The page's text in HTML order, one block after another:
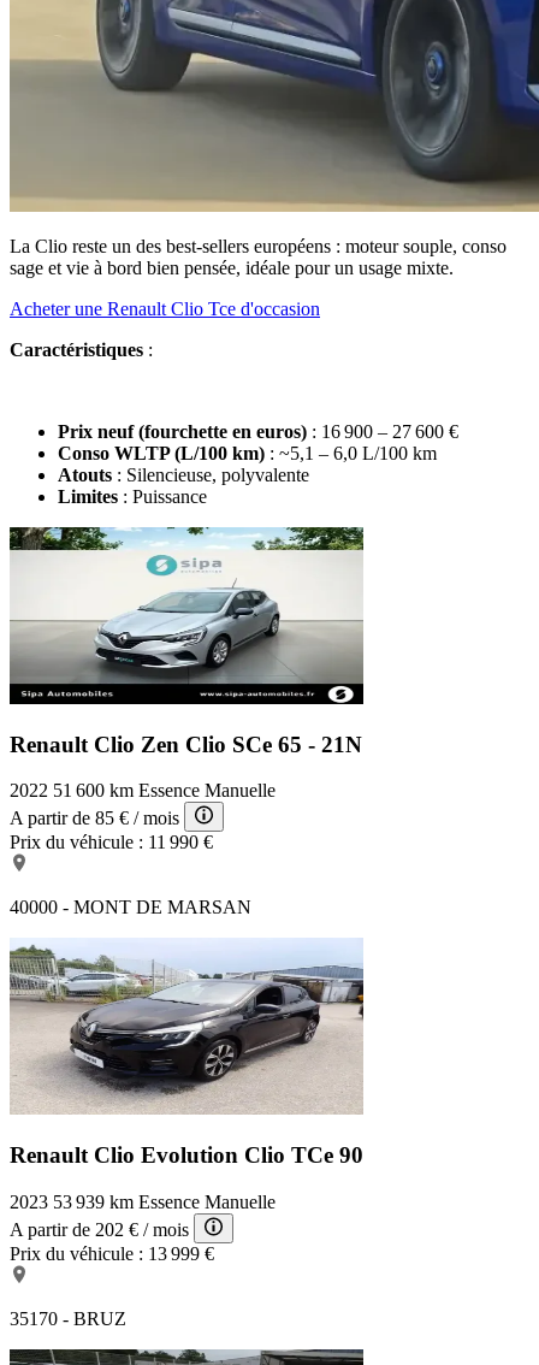
La Clio reste un des best-sellers européens : moteur souple, conso
sage et vie à bord bien pensée, idéale pour un usage mixte.
Acheter une Renault Clio Tce d'occasion
Caractéristiques :
Prix neuf (fourchette en euros) : 16 900 – 27 600 €
Conso WLTP (L/100 km) : ~5,1 – 6,0 L/100 km
Atouts : Silencieuse, polyvalente
Limites : Puissance
Renault Clio Zen Clio SCe 65 - 21N
2022 51 600 km Essence Manuelle
A partir de 85 € / mois
Prix du véhicule : 11 990 €
40000 - MONT DE MARSAN
Renault Clio Evolution Clio TCe 90
2023 53 939 km Essence Manuelle
A partir de 202 € / mois
Prix du véhicule : 13 999 €
35170 - BRUZ